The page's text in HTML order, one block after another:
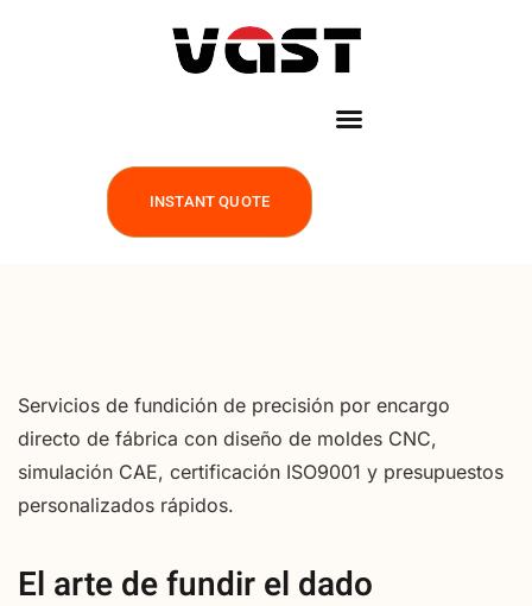
INSTANT QUOTE
Servicios de fundición de precisión por encargo
directo de fábrica con diseño de moldes CNC,
simulación CAE, certificación ISO9001 y presupuestos
personalizados rápidos.
El arte de fundir el dado